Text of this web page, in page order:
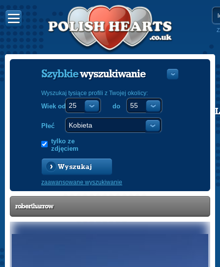
POLISH
Szybkiewyszukiwanie
Wyszukaj tysiące profili z Twojej okolicy:
Wiek od do
Płeć
tylko ze
zdjęciem
Wyszukaj
zaawansowane wyszukiwanie
robertharrow